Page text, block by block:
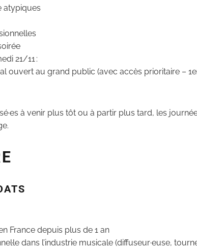
atypiques
21/11 :
ouvert au grand public (avec accès prioritaire – 1er
à venir plus tôt ou à partir plus tard, les
France depuis plus de 1 an
dans l’industrie musicale (diffuseur·euse,